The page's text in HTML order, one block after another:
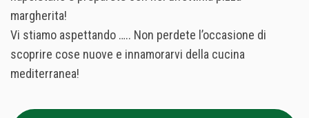
margherita!
Vi stiamo aspettando ….. Non perdete l’occasione di
scoprire cose nuove e innamorarvi della cucina
mediterranea!